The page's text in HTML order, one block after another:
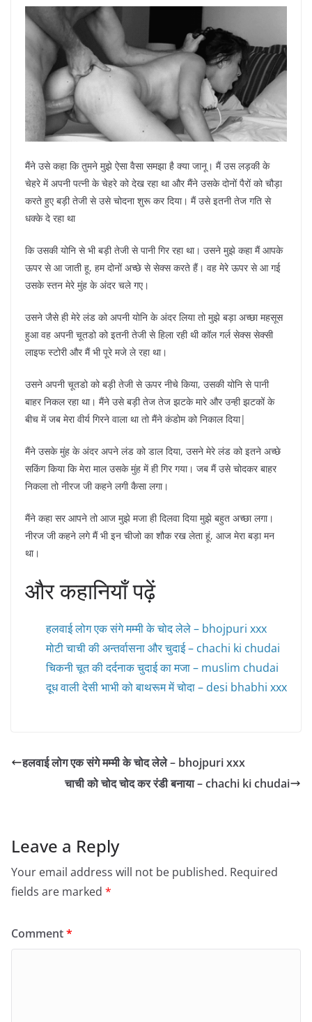
मैंने उसे कहा कि तुमने मुझे ऐसा वैसा समझा है क्या जानू। मैं उस लड़की के
चेहरे में अपनी पत्नी के चेहरे को देख रहा था और मैंने उसके दोनों पैरों को चौड़ा
करते हुए बड़ी तेजी से उसे चोदना शुरू कर दिया। मैं उसे इतनी तेज गति से
धक्के दे रहा था
कि उसकी योनि से भी बड़ी तेजी से पानी गिर रहा था। उसने मुझे कहा मैं आपके
ऊपर से आ जाती हू, हम दोनों अच्छे से सेक्स करते हैं। वह मेरे ऊपर से आ गई
उसके स्तन मेरे मुंह के अंदर चले गए।
उसने जैसे ही मेरे लंड को अपनी योनि के अंदर लिया तो मुझे बड़ा अच्छा महसूस
हुआ वह अपनी चूतडो को इतनी तेजी से हिला रही थी कॉल गर्ल सेक्स सेक्सी
लाइफ स्टोरी और मैं भी पूरे मजे ले रहा था।
उसने अपनी चूतडो को बड़ी तेजी से ऊपर नीचे किया, उसकी योनि से पानी
बाहर निकल रहा था। मैंने उसे बड़ी तेज तेज झटके मारे और उन्ही झटकों के
बीच में जब मेरा वीर्य गिरने वाला था तो मैंने कंडोम को निकाल दिया|
मैंने उसके मुंह के अंदर अपने लंड को डाल दिया, उसने मेरे लंड को इतने अच्छे
सकिंग किया कि मेरा माल उसके मुंह में ही गिर गया। जब मैं उसे चोदकर बाहर
निकला तो नीरज जी कहने लगी कैसा लगा।
मैंने कहा सर आपने तो आज मुझे मजा ही दिलवा दिया मुझे बहुत अच्छा लगा।
नीरज जी कहने लगे मैं भी इन चीजो का शौक रख लेता हूं, आज मेरा बड़ा मन
था।
और कहानियाँ पढ़ें
हलवाई लोग एक संगे मम्मी के चोद लेले – bhojpuri xxx
मोटी चाची की अन्तर्वासना और चुदाई – chachi ki chudai
चिकनी चूत की दर्दनाक चुदाई का मजा – muslim chudai
दूध वाली देसी भाभी को बाथरूम में चोदा – desi bhabhi xxx
हलवाई लोग एक संगे मम्मी के चोद लेले – bhojpuri xxx
चाची को चोद चोद कर रंडी बनाया – chachi ki chudai
Leave a Reply
Your email address will not be published. Required
fields are marked *
Comment*